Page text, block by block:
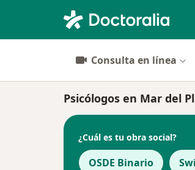
Consulta en línea
Psicólogos en Mar del
¿Cuál es tu obra social?
OSDE Binario